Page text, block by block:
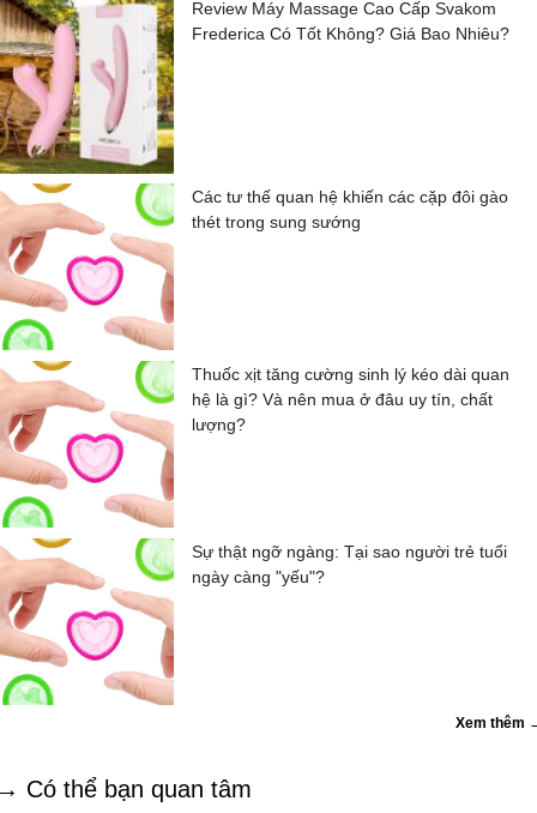
Review Máy Massage Cao Cấp Svakom
Frederica Có Tốt Không? Giá Bao Nhiêu?
Các tư thế quan hệ khiến các cặp đôi gào
thét trong sung sướng
Thuốc xịt tăng cường sinh lý kéo dài quan
hệ là gì? Và nên mua ở đâu uy tín, chất
lượng?
Sự thật ngỡ ngàng: Tại sao người trẻ tuổi
ngày càng "yếu"?
Xem thêm
Có thể bạn quan tâm